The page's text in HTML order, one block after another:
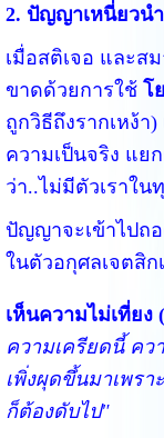
2. ปัญญาเหนี่ยวน
เมื่อสติเจอ และส
ขาดด้วยการใช้ โ
ถูกวิธีถึงรากเหง้า
ความเป็นจริง แย
ว่า..ไม่มีตัวเราใน
ปัญญาจะเข้าไปถ
ในตัวอกุศลเจตสิก
เห็นความไม่เที่ยง
ความเครียดนี้ ค
เพิ่งผุดขึ้นมาเพร
ก็ต้องดับไป"